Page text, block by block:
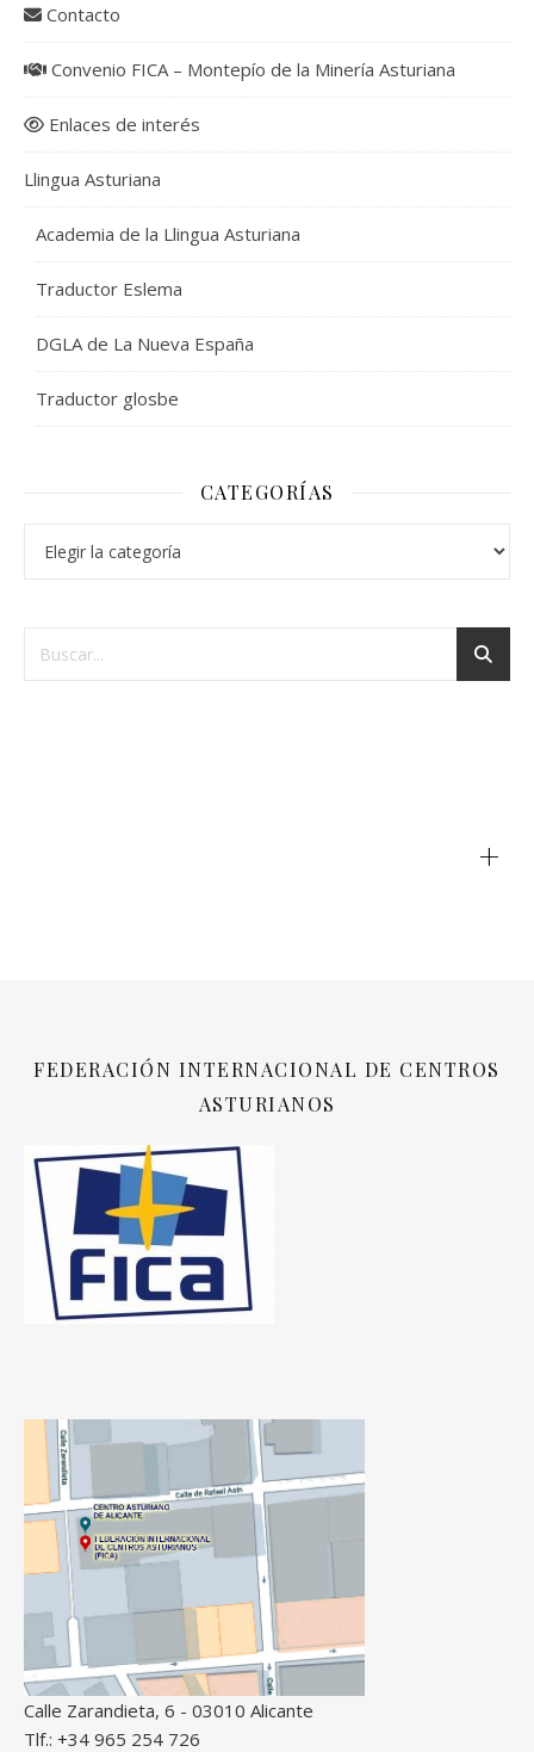
Contacto
Convenio FICA – Montepío de la Minería Asturiana
Enlaces de interés
Llingua Asturiana
Academia de la Llingua Asturiana
Traductor Eslema
DGLA de La Nueva España
Traductor glosbe
CATEGORÍAS
+
FEDERACIÓN INTERNACIONAL DE CENTROS
ASTURIANOS
Calle Zarandieta, 6 - 03010 Alicante
Tlf.: +34 965 254 726